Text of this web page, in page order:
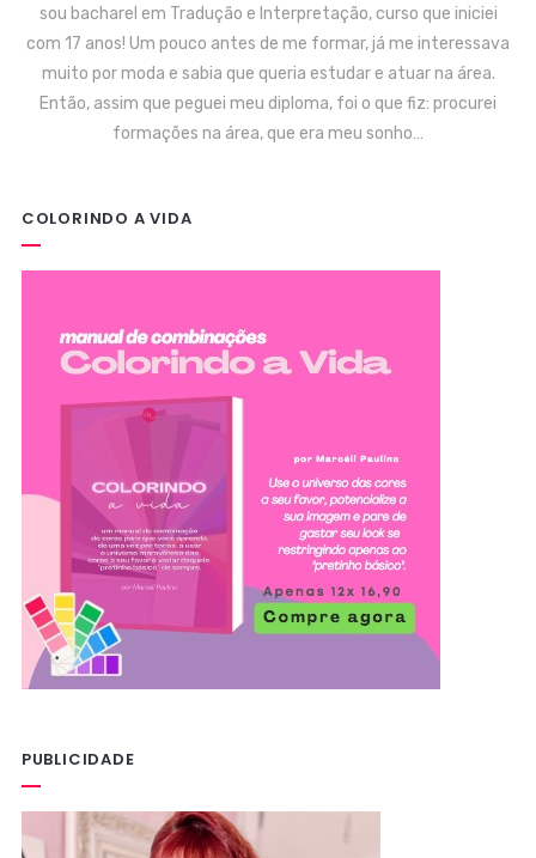
sou bacharel em Tradução e Interpretação, curso que iniciei
com 17 anos! Um pouco antes de me formar, já me interessava
muito por moda e sabia que queria estudar e atuar na área.
Então, assim que peguei meu diploma, foi o que fiz: procurei
formações na área, que era meu sonho…
COLORINDO A VIDA
PUBLICIDADE